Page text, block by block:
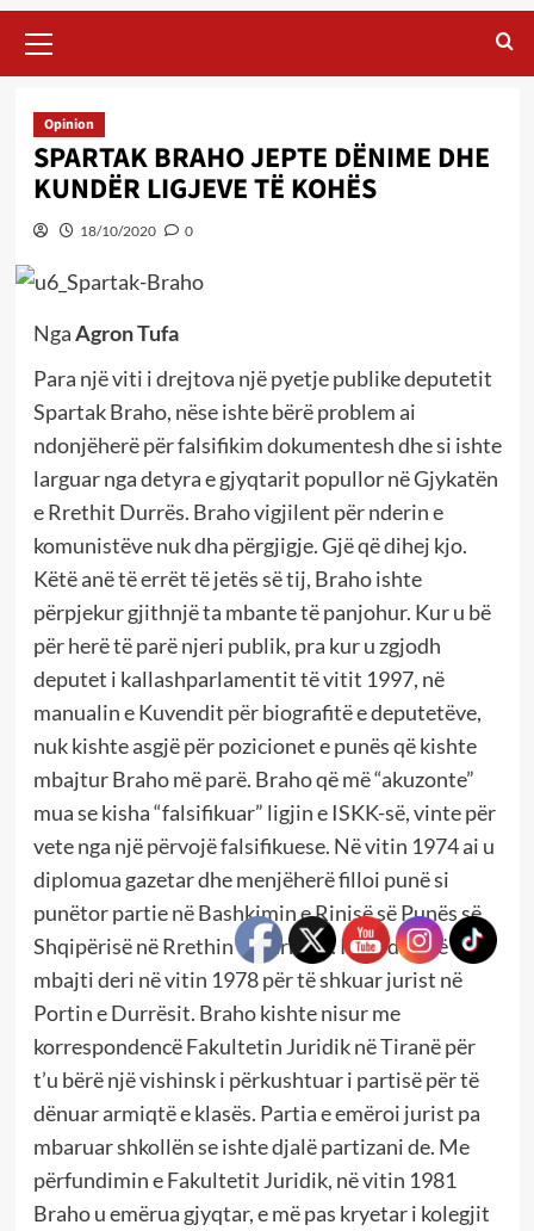
Menu
Opinion
SPARTAK BRAHO JEPTE DËNIME DHE
KUNDËR LIGJEVE TË KOHËS
18/10/2020 0
NgaAgron Tufa
Para një viti i drejtova një pyetje publike deputetit
Spartak Braho, nëse ishte bërë problem ai
ndonjëherë për falsifikim dokumentesh dhe si ishte
larguar nga detyra e gjyqtarit popullor në Gjykatën
e Rrethit Durrës. Braho vigjilent për nderin e
komunistëve nuk dha përgjigje. Gjë që dihej kjo.
Këtë anë të errët të jetës së tij, Braho ishte
përpjekur gjithnjë ta mbante të panjohur. Kur u bë
për herë të parë njeri publik, pra kur u zgjodh
deputet i kallashparlamentit të vitit 1997, në
manualin e Kuvendit për biografitë e deputetëve,
nuk kishte asgjë për pozicionet e punës që kishte
mbajtur Braho më parë. Braho që më “akuzonte”
mua se kisha “falsifikuar” ligjin e ISKK-së, vinte për
vete nga një përvojë falsifikuese. Në vitin 1974 ai u
diplomua gazetar dhe menjëherë filloi punë si
punëtor partie në Bashkimin e Rinisë së Punës së
Shqipërisë në Rrethin e Durrësit. Këtë detyrë e
mbajti deri në vitin 1978 për të shkuar jurist në
Portin e Durrësit. Braho kishte nisur me
korrespondencë Fakultetin Juridik në Tiranë për
t’u bërë një vishinsk i përkushtuar i partisë për të
dënuar armiqtë e klasës. Partia e emëroi jurist pa
mbaruar shkollën se ishte djalë partizani de. Me
përfundimin e Fakultetit Juridik, në vitin 1981
Braho u emërua gjyqtar, e më pas kryetar i kolegjit